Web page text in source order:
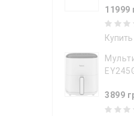
11999
Купить
3899